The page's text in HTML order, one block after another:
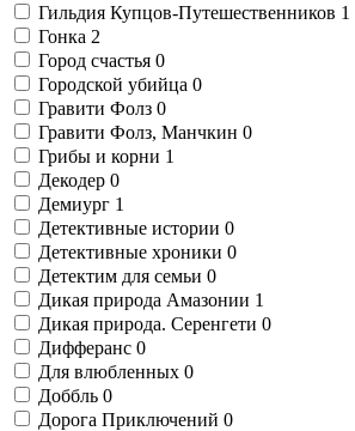
Гильдия Купцов-Путешественников 1
Гонка 2
Город счастья 0
Городской убийца 0
Гравити Фолз 0
Гравити Фолз, Манчкин 0
Грибы и корни 1
Декодер 0
Демиург 1
Детективные истории 0
Детективные хроники 0
Детектим для семьи 0
Дикая природа Амазонии 1
Дикая природа. Серенгети 0
Дифферанс 0
Для влюбленных 0
Доббль 0
Дорога Приключений 0